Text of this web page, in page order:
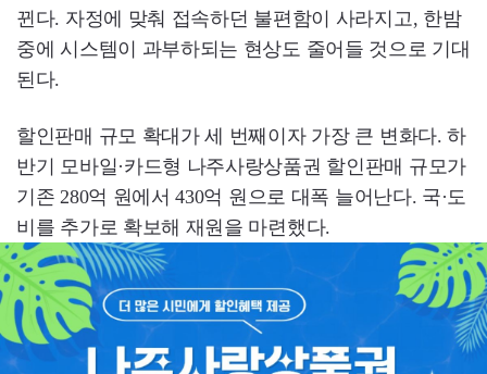
뀐다. 자정에 맞춰 접속하던 불편함이 사라지고, 한밤
중에 시스템이 과부하되는 현상도 줄어들 것으로 기대
된다.
할인판매 규모 확대가 세 번째이자 가장 큰 변화다. 하
반기 모바일·카드형 나주사랑상품권 할인판매 규모가
기존 280억 원에서 430억 원으로 대폭 늘어난다. 국·도
비를 추가로 확보해 재원을 마련했다.